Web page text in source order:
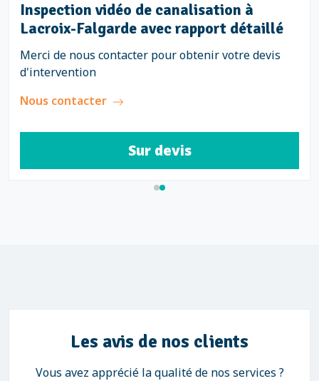
Inspection vidéo de canalisation à
Lacroix-Falgarde avec rapport détaillé
Merci de nous contacter pour obtenir votre devis
d'intervention
Nous contacter
Sur devis
Les avis de nos clients
Vous avez apprécié la qualité de nos services ?